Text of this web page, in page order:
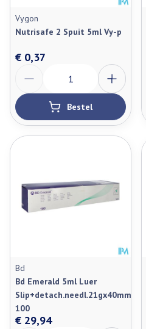
Vygon
Nutrisafe 2 Spuit 5ml Vy-p
€ 0,37
Bestel
Bd
Bd Emerald 5ml Luer
Slip+detach.needl.21gx40mm
100
€ 29,94